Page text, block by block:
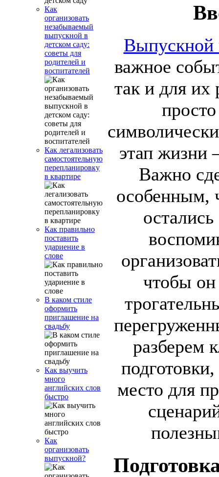
Как
организовать
незабываемый
выпускной в
детском саду:
советы для
родителей и
воспитателей
Как легализовать
самостоятельную
перепланировку
в квартире
Как правильно
поставить
удариение в
слове
В каком стиле
оформить
приглашение на
свадьбу
Как выучить
много
английских слов
быстро
Как
организовать
выпускной?
Выпускной
важное
так и для их
этап жизни
Важно
особенным,
чтобы
разберем
место для